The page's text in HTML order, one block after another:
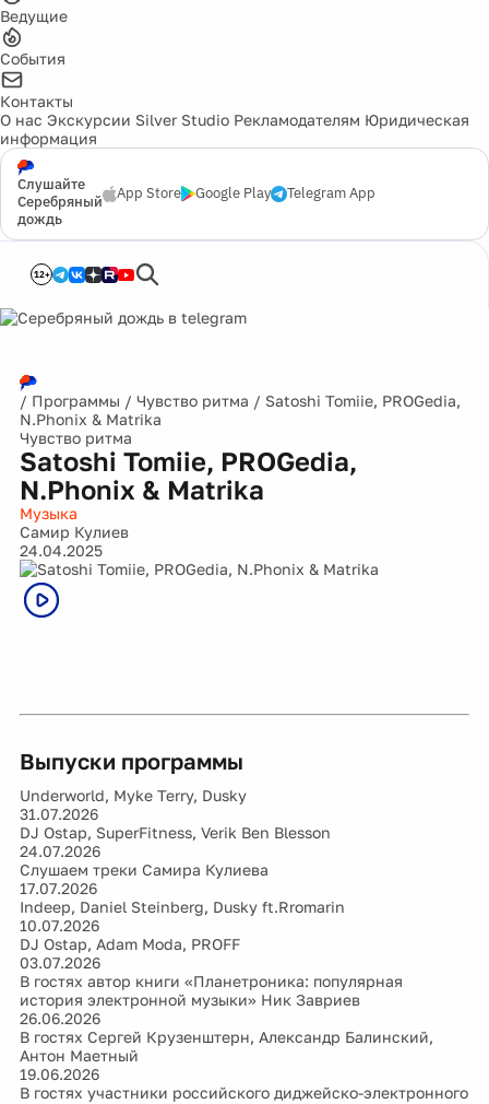
Ведущие
События
Контакты
О нас Экскурсии Silver Studio Рекламодателям Юридическая
информация
Слушайте
Серебряный
дождь
App Store Google Play Telegram App
12+
/ Программы / Чувство ритма / Satoshi Tomiie, PROGedia,
N.Phonix & Matrika
Чувство ритма
Satoshi Tomiie, PROGedia,
N.Phonix & Matrika
Музыка
Самир Кулиев
24.04.2025
Выпуски программы
Underworld, Myke Terry, Dusky
31.07.2026
DJ Ostap, SuperFitness, Verik Ben Blesson
24.07.2026
Слушаем треки Самира Кулиева
17.07.2026
Indeep, Daniel Steinberg, Dusky ft.Rromarin
10.07.2026
DJ Ostap, Adam Moda, PROFF
03.07.2026
В гостях автор книги «Планетроника: популярная
история электронной музыки» Ник Завриев
26.06.2026
В гостях Сергей Крузенштерн, Александр Балинский,
Антон Маетный
19.06.2026
В гостях участники российского диджейско-электронного